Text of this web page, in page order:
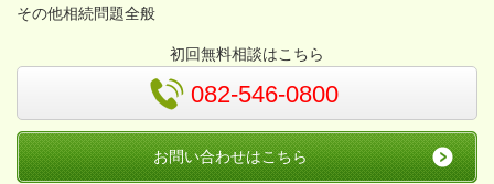
その他相続問題全般
初回無料相談はこちら
082-546-0800
お問い合わせはこちら